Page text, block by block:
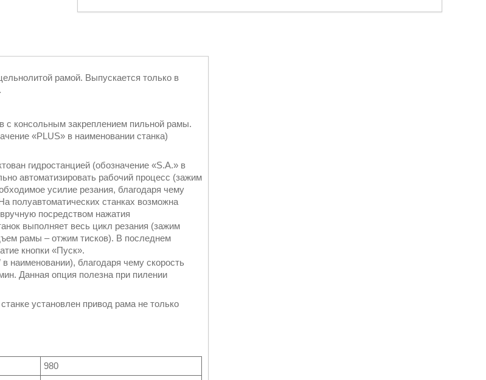
рамой. Выпускается только в
с консольным закреплением пильной рамы.
«PLUS» в наименовании станка)
гидростанцией (обозначение «S.А.» в
автоматизировать рабочий процесс (зажим
усилие резания, благодаря чему
полуавтоматических станках возможна
посредством нажатия
выполняет весь цикл резания (зажим
рамы – отжим тисков). В последнем
кнопки «Пуск».
наименовании), благодаря чему скорость
Данная опция полезна при пилении
установлен привод рама не только
980